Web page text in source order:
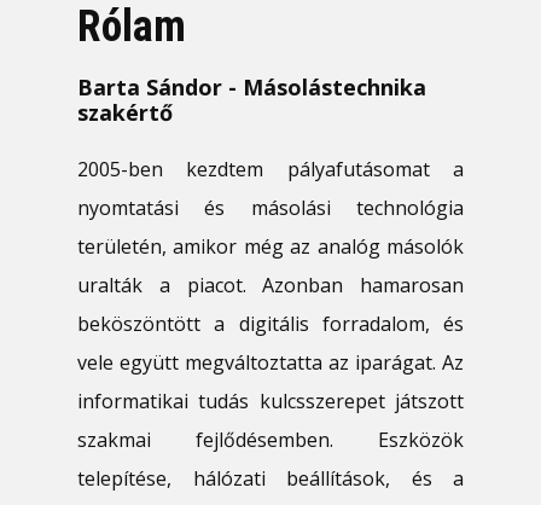
Rólam
Barta Sándor - Másolástechnika
szakértő
2005-ben kezdtem pályafutásomat a
nyomtatási és másolási technológia
területén, amikor még az analóg másolók
uralták a piacot. Azonban hamarosan
beköszöntött a digitális forradalom, és
vele együtt megváltoztatta az iparágat. Az
informatikai tudás kulcsszerepet játszott
szakmai fejlődésemben. Eszközök
telepítése, hálózati beállítások, és a